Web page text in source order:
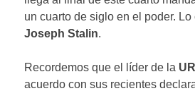
un cuarto de siglo en el poder.
Joseph Stalin.
Recordemos que el líder de la
acuerdo con sus recientes